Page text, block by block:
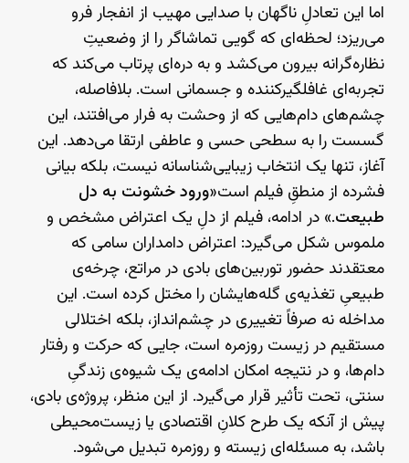
اما این تعادلِ ناگهان با صدایی مهیب از انفجار فرو
می‌ریزد؛ لحظه‌ای که گویی تماشاگر را از وضعیتِ
نظاره‌گرانه بیرون می‌کشد و به دره‌ای پرتاب می‌کند که
تجربه‌ای غافلگیرکننده و جسمانی است. بلافاصله،
چشم‌های دام‌هایی که از وحشت به فرار می‌افتند، این
گسست را به سطحی حسی و عاطفی ارتقا می‌دهد. این
آغاز، تنها یک انتخاب زیبایی‌شناسانه نیست، بلکه بیانی
فشرده از منطقِ فیلم است«ورود خشونت به دل
طبیعت.» در ادامه، فیلم از دلِ یک اعتراض مشخص و
ملموس شکل می‌گیرد: اعتراض دامداران سامی که
معتقدند حضور توربین‌های بادی در مراتع، چرخه‌ی
طبیعیِ تغذیه‌ی گله‌هایشان را مختل کرده است. این
مداخله نه صرفاً تغییری در چشم‌انداز، بلکه اختلالی
مستقیم در زیست روزمره است، جایی که حرکت و رفتار
دام‌ها، و در نتیجه امکان ادامه‌ی یک شیوه‌ی زندگیِ
سنتی، تحت تأثیر قرار می‌گیرد. از این منظر، پروژه‌ی بادی،
پیش از آنکه یک طرح کلانِ اقتصادی یا زیست‌محیطی
باشد، به مسئله‌ای زیسته و روزمره تبدیل می‌شود.